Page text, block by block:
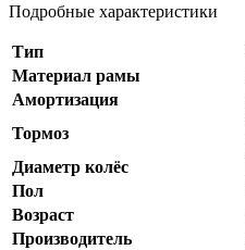
Подробные характеристики
Тип
Материал рамы
Амортизация
Тормоз
Диаметр колёс
Пол
Возраст
Производитель